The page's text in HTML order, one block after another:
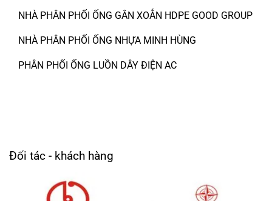
NHÀ PHÂN PHỐI ỐNG GÂN XOẮN HDPE GOOD GROUP
NHÀ PHÂN PHỐI ỐNG NHỰA MINH HÙNG
PHÂN PHỐI ỐNG LUỒN DÂY ĐIỆN AC
Đối tác - khách hàng